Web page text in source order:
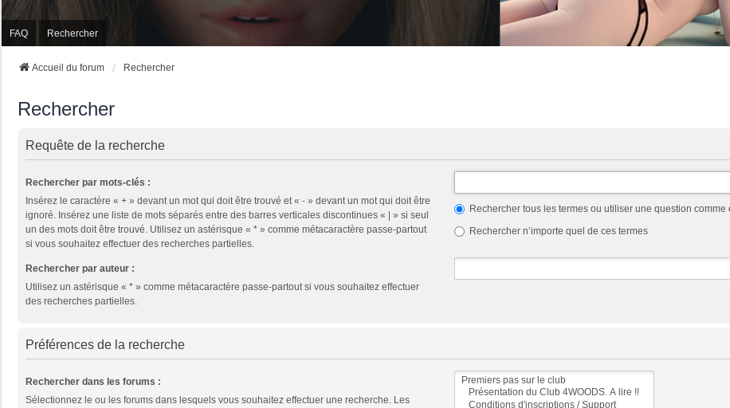
FAQ Rechercher
Accueil du forum Rechercher
Rechercher
Requête de la recherche
Rechercher par mots-clés :
Insérez le caractère « + » devant un mot qui doit être trouvé et « - » devant un mot qui doit être
ignoré. Insérez une liste de mots séparés entre des barres verticales discontinues « | » si seul
un des mots doit être trouvé. Utilisez un astérisque « * » comme métacaractère passe-partout
si vous souhaitez effectuer des recherches partielles.
Rechercher tous les termes ou utiliser une question comme
Rechercher n’importe quel de ces termes
Rechercher par auteur :
Utilisez un astérisque « * » comme métacaractère passe-partout si vous souhaitez effectuer
des recherches partielles.
Préférences de la recherche
Rechercher dans les forums :
Sélectionnez le ou les forums dans lesquels vous souhaitez effectuer une recherche. Les